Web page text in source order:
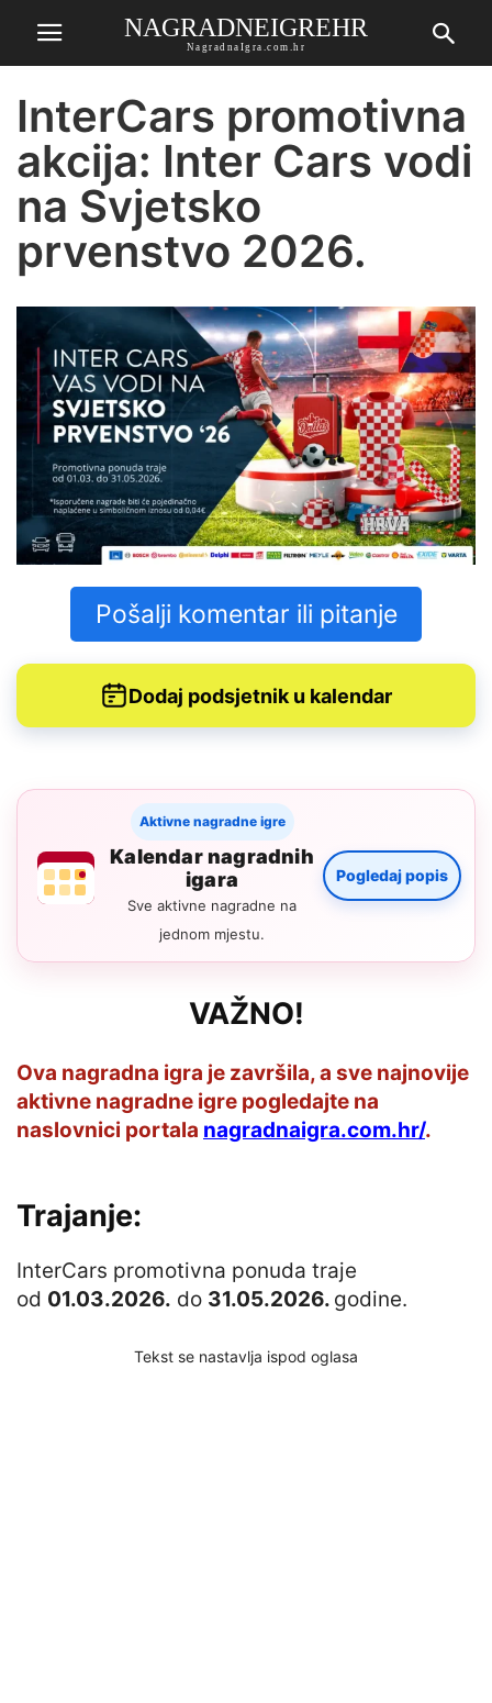
NAGRADNEIGREHR
NagradnaIgra.com.hr
InterCars promotivna
akcija: Inter Cars vodi
na Svjetsko
prvenstvo 2026.
Pošalji komentar ili pitanje
Dodaj podsjetnik u kalendar
Aktivne nagradne igre
Kalendar nagradnih
igara
Sve aktivne nagradne na
jednom mjestu.
Pogledaj popis
VAŽNO!
Ova nagradna igra je završila, a sve najnovije
aktivne nagradne igre pogledajte na
naslovnici portala nagradnaigra.com.hr/.
Trajanje:
InterCars promotivna ponuda traje
od 01.03.2026. do 31.05.2026. godine.
Tekst se nastavlja ispod oglasa